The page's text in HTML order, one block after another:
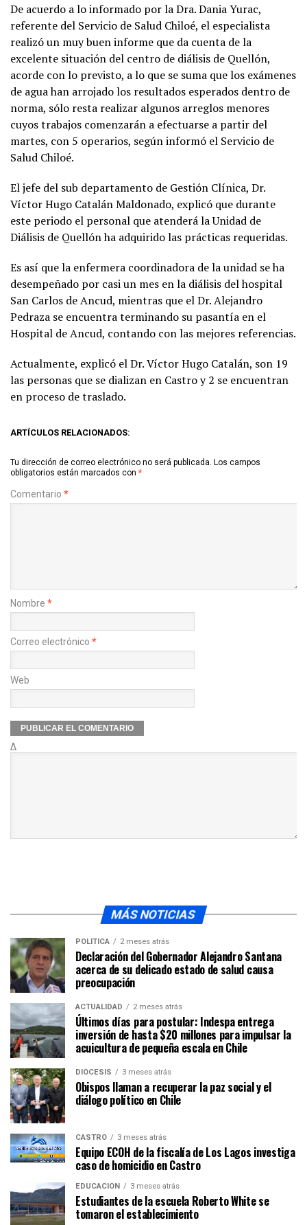
De acuerdo a lo informado por la Dra. Dania Yurac,
referente del Servicio de Salud Chiloé, el especialista
realizó un muy buen informe que da cuenta de la
excelente situación del centro de diálisis de Quellón,
acorde con lo previsto, a lo que se suma que los exámenes
de agua han arrojado los resultados esperados dentro de
norma, sólo resta realizar algunos arreglos menores
cuyos trabajos comenzarán a efectuarse a partir del
martes, con 5 operarios, según informó el Servicio de
Salud Chiloé.
El jefe del sub departamento de Gestión Clínica, Dr.
Víctor Hugo Catalán Maldonado, explicó que durante
este periodo el personal que atenderá la Unidad de
Diálisis de Quellón ha adquirido las prácticas requeridas.
Es así que la enfermera coordinadora de la unidad se ha
desempeñado por casi un mes en la diálisis del hospital
San Carlos de Ancud, mientras que el Dr. Alejandro
Pedraza se encuentra terminando su pasantía en el
Hospital de Ancud, contando con las mejores referencias.
Actualmente, explicó el Dr. Víctor Hugo Catalán, son 19
las personas que se dializan en Castro y 2 se encuentran
en proceso de traslado.
ARTÍCULOS RELACIONADOS:
Tu dirección de correo electrónico no será publicada. Los campos
obligatorios están marcados con *
Comentario *
Nombre *
Correo electrónico *
Web
Δ
MÁS NOTICIAS
POLÍTICA 2 meses atrás
Declaración del Gobernador Alejandro Santana
acerca de su delicado estado de salud causa
preocupación
ACTUALIDAD 2 meses atrás
Últimos días para postular: Indespa entrega
inversión de hasta $20 millones para impulsar la
acuicultura de pequeña escala en Chile
DIÓCESIS 3 meses atrás
Obispos llaman a recuperar la paz social y el
diálogo político en Chile
CASTRO 3 meses atrás
Equipo ECOH de la fiscalía de Los Lagos investiga
caso de homicidio en Castro
EDUCACIÓN 3 meses atrás
Estudiantes de la escuela Roberto White se
tomaron el establecimiento